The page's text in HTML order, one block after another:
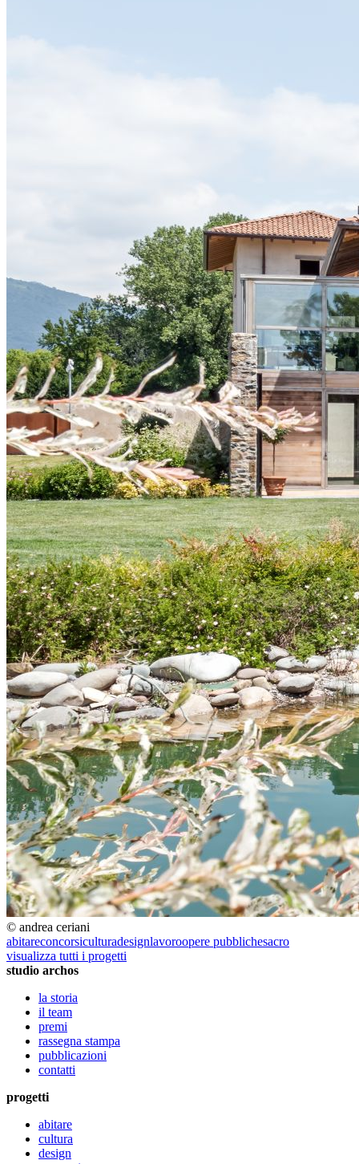
© andrea ceriani
abitareconcorsiculturadesignlavoroopere pubblichesacro
visualizza tutti i progetti
studio archos
la storia
il team
premi
rassegna stampa
pubblicazioni
contatti
progetti
abitare
cultura
design